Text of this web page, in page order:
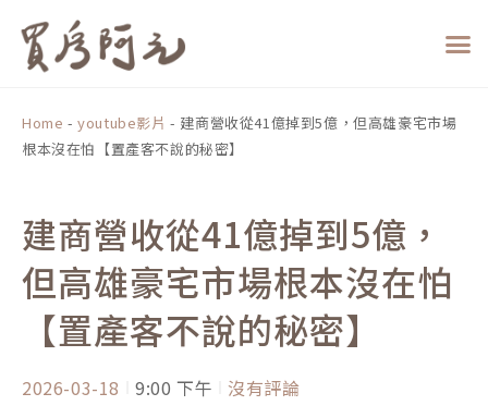
Home -youtube影片 - 建商營收從41億掉到5億，但高雄豪宅市場
根本沒在怕【置產客不說的秘密】
建商營收從41億掉到5億，
但高雄豪宅市場根本沒在怕
【置產客不說的秘密】
2026-03-18 9:00 下午 沒有評論